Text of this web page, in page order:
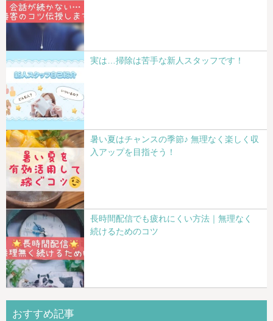
実は…掃除は苦手な新人スタッフです！
暑い夏はチャンスの季節♪ 無理なく楽しく収
入アップを目指そう！
長時間配信でも疲れにくい方法｜無理なく
続けるためのコツ
おすすめ記事